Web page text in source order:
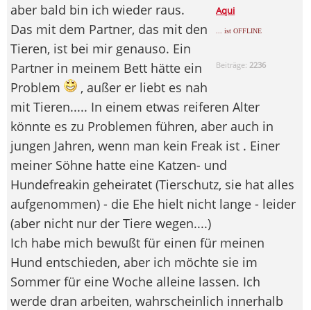
Aqui
... ist OFFLINE
Beiträge: 2236
aber bald bin ich wieder raus.
Das mit dem Partner, das mit den
Tieren, ist bei mir genauso. Ein
Partner in meinem Bett hätte ein
Problem
, außer er liebt es nah
mit Tieren..... In einem etwas reiferen Alter
könnte es zu Problemen führen, aber auch in
jungen Jahren, wenn man kein Freak ist . Einer
meiner Söhne hatte eine Katzen- und
Hundefreakin geheiratet (Tierschutz, sie hat alles
aufgenommen) - die Ehe hielt nicht lange - leider
(aber nicht nur der Tiere wegen....)
Ich habe mich bewußt für einen für meinen
Hund entschieden, aber ich möchte sie im
Sommer für eine Woche alleine lassen. Ich
werde dran arbeiten, wahrscheinlich innerhalb